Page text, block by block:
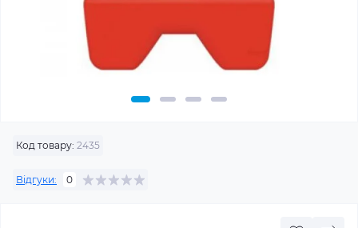
Код товару: 2435
Відгуки: 0